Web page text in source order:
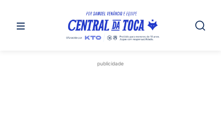
publicidade